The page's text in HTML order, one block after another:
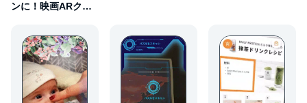
ンに！映画ARクイ